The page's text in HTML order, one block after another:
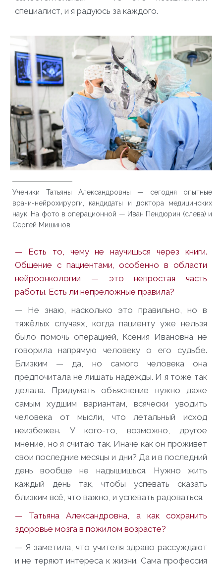
специалист, и я радуюсь за каждого.
Ученики Татьяны Александровны — сегодня опытные
врачи-нейрохирурги, кандидаты и доктора медицинских
наук. На фото в операционной — Иван Пендюрин (слева) и
Сергей Мишинов
— Есть то, чему не научишься через книги.
Общение с пациентами, особенно в области
нейроонкологии — это непростая часть
работы. Есть ли непреложные правила?
— Не знаю, насколько это правильно, но в
тяжёлых случаях, когда пациенту уже нельзя
было помочь операцией, Ксения Ивановна не
говорила напрямую человеку о его судьбе.
Близким — да, но самого человека она
предпочитала не лишать надежды. И я тоже так
делала. Придумать объяснение нужно даже
самым худшим вариантам, всячески уводить
человека от мысли, что летальный исход
неизбежен. У кого-то, возможно, другое
мнение, но я считаю так. Иначе как он проживёт
свои последние месяцы и дни? Да и в последний
день вообще не надышишься. Нужно жить
каждый день так, чтобы успевать сказать
близким всё, что важно, и успевать радоваться.
— Татьяна Александровна, а как сохранить
здоровье мозга в пожилом возрасте?
— Я заметила, что учителя здраво рассуждают
и не теряют интереса к жизни. Сама профессия